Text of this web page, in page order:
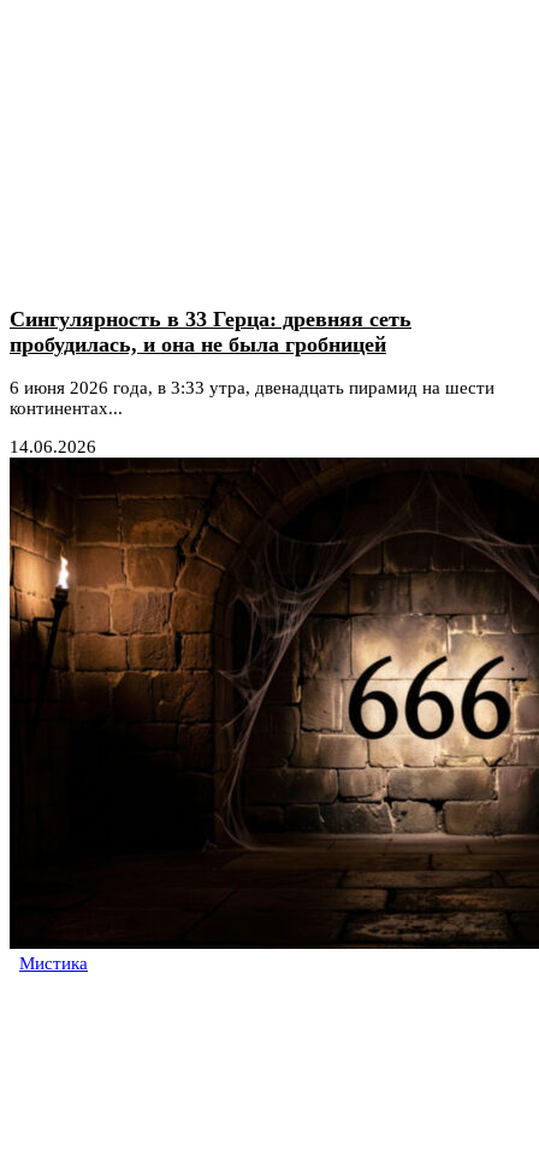
Сингулярность в 33 Герца: древняя сеть
пробудилась, и она не была гробницей
6 июня 2026 года, в 3:33 утра, двенадцать пирамид на шести
континентах...
14.06.2026
Мистика